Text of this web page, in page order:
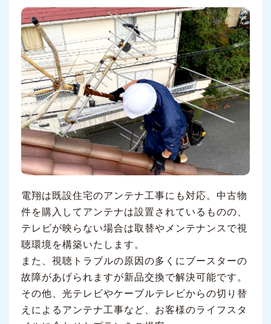
電翔は既設住宅のアンテナ工事にも対応。中古物
件を購入してアンテナは設置されているものの、
テレビが映らない場合は取替やメンテナンスで視
聴環境を構築いたします。
また、視聴トラブルの原因の多くにブースターの
故障があげられますが新品交換で解決可能です。
その他、光テレビやケーブルテレビからの切り替
えによるアンテナ工事など、お客様のライフスタ